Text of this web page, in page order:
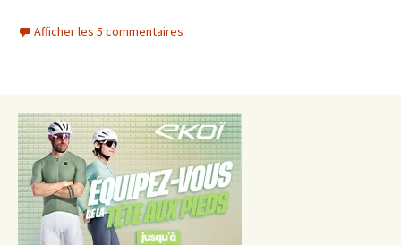
Afficher les 5 commentaires